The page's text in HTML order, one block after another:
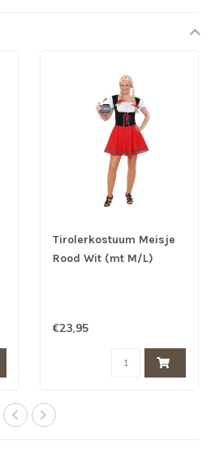
Tirolerkostuum Meisje
Rood Wit (mt M/L)
€23,95